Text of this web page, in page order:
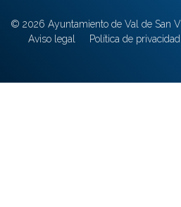
© 2026 Ayuntamiento de Val de San
Aviso legal
Política de privacidad